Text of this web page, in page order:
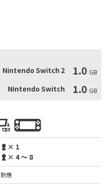
Nintendo Switch 2
1.0 GB
Nintendo Switch 1.0 GB
× 1
× 4 ～ 8
對應